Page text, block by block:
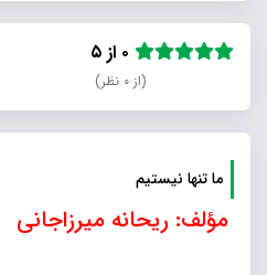
(از ۰ نظر)
ما تنها نیستیم
مؤلف: ریحانه میرزاجانی